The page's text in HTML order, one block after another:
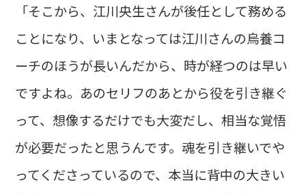
「そこから、江川央生さんが後任として務める
ことになり、いまとなっては江川さんの烏養コ
ーチのほうが長いんだから、時が経つのは早い
ですよね。あのセリフのあとから役を引き継ぐ
って、想像するだけでも大変だし、相当な覚悟
が必要だったと思うんです。魂を引き継いでや
ってくださっているので、本当に背中の大きい